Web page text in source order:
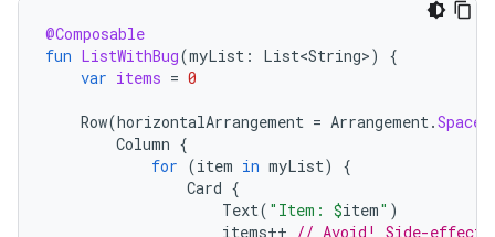
@Composable
fun ListWithBug(myList : List<String>)
{
var items = 0
Row(horizontalArrangement = Arrangement.
Column {
for (item in myList)
{
Card {
Text( "Item: $item" )
items++ // Avoid! Side-effect